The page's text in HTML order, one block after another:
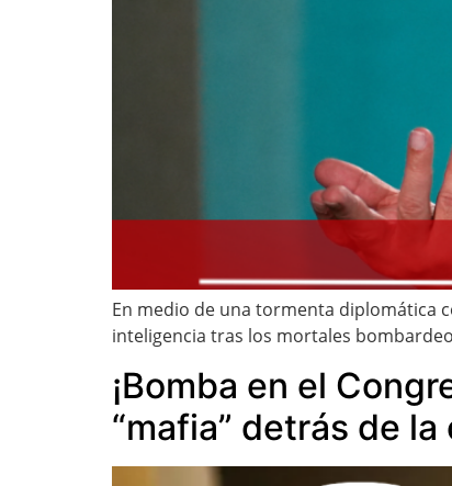
En medio de una tormenta diplomática
inteligencia tras los mortales
¡Bomba en el
“mafia” detrás de